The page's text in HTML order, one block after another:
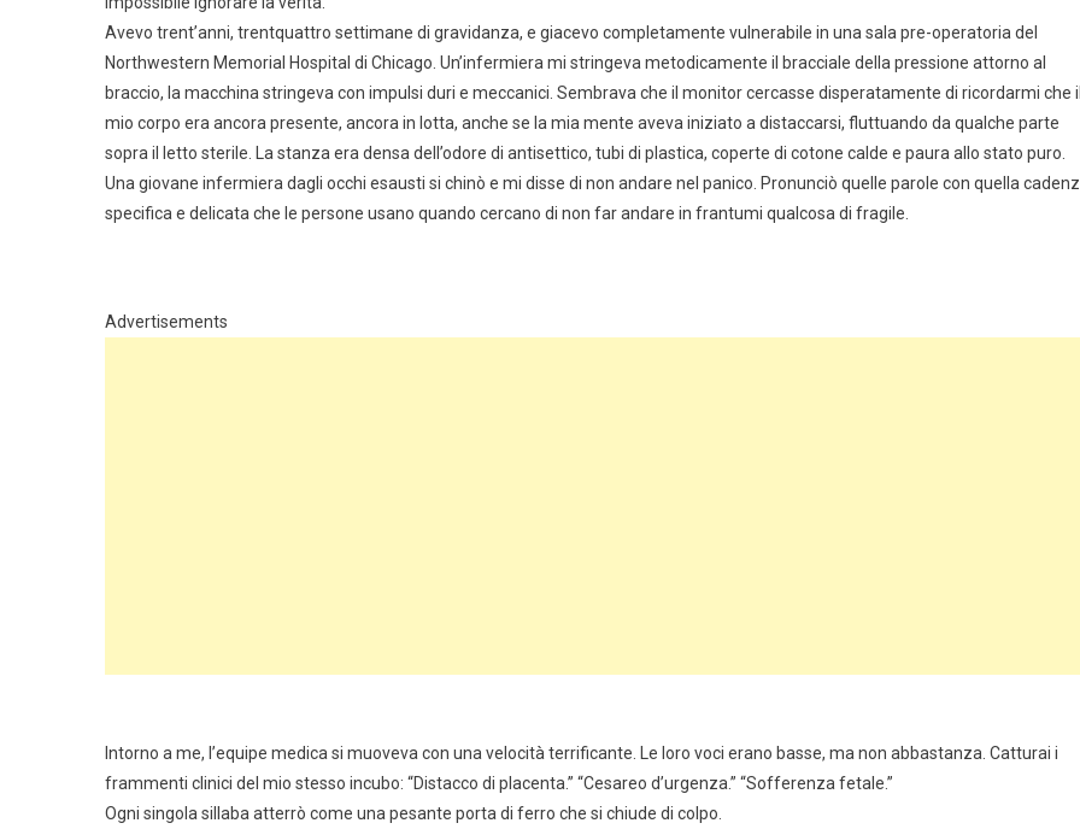
Avevo trent’anni, trentquattro settimane di gravidanza, e giacevo completamente vulnerabile in una sala pre-operatoria del
Northwestern Memorial Hospital di Chicago. Un’infermiera mi stringeva metodicamente il bracciale della pressione attorno al
braccio, la macchina stringeva con impulsi duri e meccanici. Sembrava che il monitor cercasse disperatamente di ricordarmi che
mio corpo era ancora presente, ancora in lotta, anche se la mia mente aveva iniziato a distaccarsi, fluttuando da qualche parte
sopra il letto sterile. La stanza era densa dell’odore di antisettico, tubi di plastica, coperte di cotone calde e paura allo stato puro.
Una giovane infermiera dagli occhi esausti si chinò e mi disse di non andare nel panico. Pronunciò quelle parole con quella
specifica e delicata che le persone usano quando cercano di non far andare in frantumi qualcosa di fragile.
Advertisements
Intorno a me, l’equipe medica si muoveva con una velocità terrificante. Le loro voci erano basse, ma non abbastanza. Catturai i
frammenti clinici del mio stesso incubo: “Distacco di placenta.” “Cesareo d’urgenza.” “Sofferenza fetale.”
Ogni singola sillaba atterrò come una pesante porta di ferro che si chiude di colpo.